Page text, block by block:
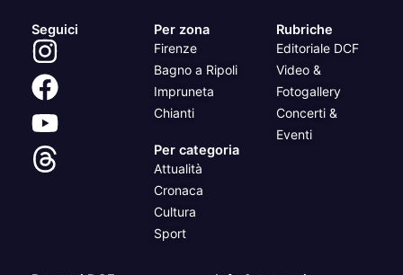
Seguici Per zona
Firenze
Bagno a Ripoli
Impruneta
Chianti
Per categoria
Attualità
Cronaca
Cultura
Sport
Rubriche
Editoriale DCF
Video &
Fotogallery
Concerti &
Eventi